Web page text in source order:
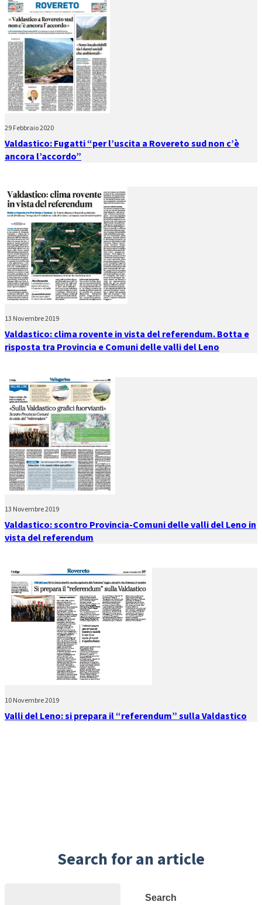
29 Febbraio 2020
Valdastico: Fugatti “per l’uscita a Rovereto sud non c’è
ancora l’accordo”
13 Novembre 2019
Valdastico: clima rovente in vista del referendum. Botta e
risposta tra Provincia e Comuni delle valli del Leno
13 Novembre 2019
Valdastico: scontro Provincia-Comuni delle valli del Leno in
vista del referendum
10 Novembre 2019
Valli del Leno: si prepara il “referendum” sulla Valdastico
Search for an article
Search